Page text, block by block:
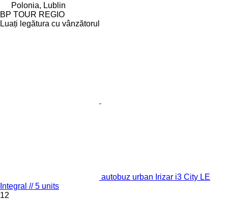
Polonia, Lublin
BP TOUR REGIO
Luați legătura cu vânzătorul
autobuz urban Irizar i3 City LE
Integral // 5 units
12